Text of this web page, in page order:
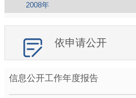
2008年
依申请公开
信息公开工作年度报告